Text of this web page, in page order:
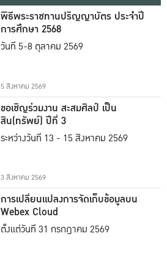
พิธีพระราชทานปริญญาบัตร ประจำปี
การศึกษา 2568
วันที่ 5-8 ตุลาคม 2569
5 สิงหาคม 2569
ขอเชิญร่วมงาน สะสมศิลป์ เป็น
สิน(ทรัพย์) ปีที่ 3
ระหว่างวันที่ 13 - 15 สิงหาคม 2569
3 สิงหาคม 2569
การเปลี่ยนแปลงการจัดเก็บข้อมูลบน
Webex Cloud
ตั้งแต่วันที่ 31 กรกฎาคม 2569